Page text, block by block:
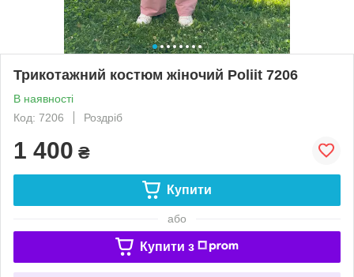
Трикотажний костюм жіночий Poliit 7206
В наявності
Код: 7206
Роздріб
1 400 ₴
Купити
або
Купити з